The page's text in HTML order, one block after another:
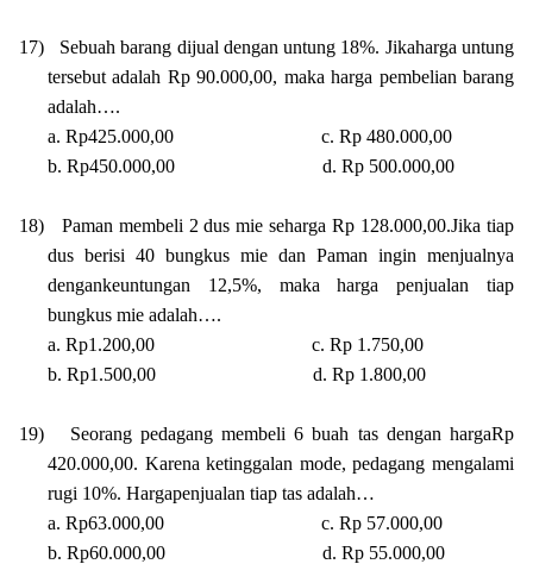
17)
Sebuah barang dijual dengan untung 18%. Jikaharga untung
tersebut adalah Rp 90.000,00, maka harga pembelian barang
adalah….
a. Rp425.000,00
c. Rp 480.000,00
b. Rp450.000,00
d. Rp 500.000,00
18)
Paman membeli 2 dus mie seharga Rp 128.000,00.Jika tiap
dus berisi 40 bungkus mie dan Paman ingin menjualnya
dengankeuntungan 12,5%, maka harga penjualan tiap
bungkus mie adalah….
a. Rp1.200,00
c. Rp 1.750,00
b. Rp1.500,00
d. Rp 1.800,00
19)
Seorang pedagang membeli 6 buah tas dengan hargaRp
420.000,00. Karena ketinggalan mode, pedagang mengalami
rugi 10%. Hargapenjualan tiap tas adalah…
a. Rp63.000,00
c. Rp 57.000,00
b. Rp60.000,00
d. Rp 55.000,00